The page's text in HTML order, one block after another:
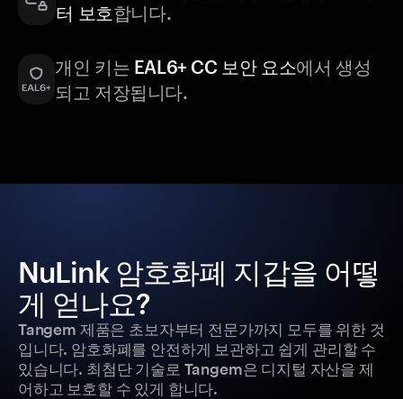
터 보호합니다.
개인 키는 EAL6+ CC 보안 요소에서 생성
되고 저장됩니다.
NuLink 암호화폐 지갑을 어떻
게 얻나요?
Tangem 제품은 초보자부터 전문가까지 모두를 위한 것
입니다. 암호화폐를 안전하게 보관하고 쉽게 관리할 수
있습니다. 최첨단 기술로 Tangem은 디지털 자산을 제
어하고 보호할 수 있게 합니다.